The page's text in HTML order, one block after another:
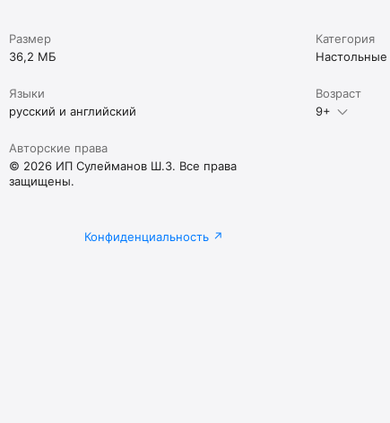
Размер
36,2 МБ
Категория
Настольные
Языки
русский и английский
Возраст
9+
Авторские права
© 2026 ИП Сулейманов Ш.З. Все права
защищены.
Конфиденциальность